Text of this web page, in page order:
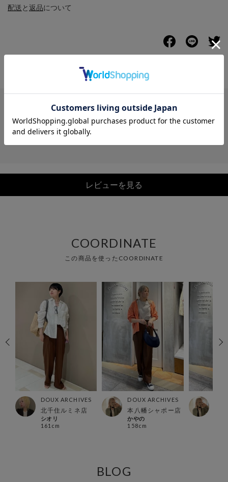
配送と返品について
レビュー
レビューを見る
COORDINATE
この商品を使ったCOORDINATE
DOUX ARCHIVES
北千住ルミネ店
シオリ
161cm
DOUX ARCHIVES
本八幡シャポー店
かやの
158cm
BLOG